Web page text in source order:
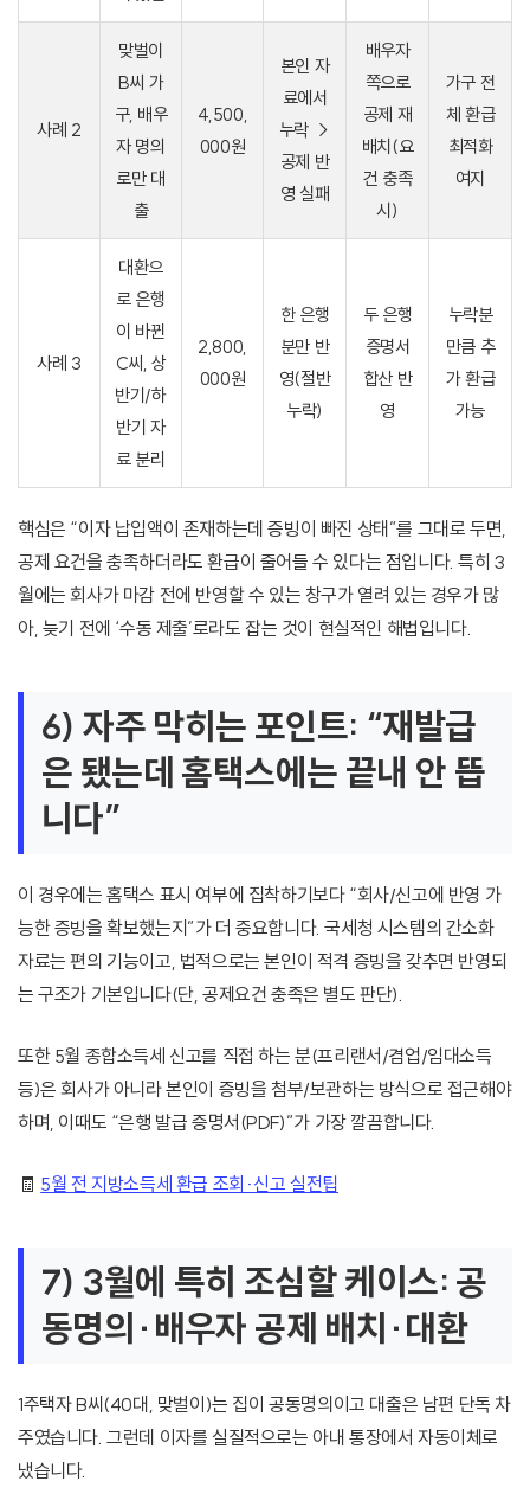
사례 2
맞벌이
B씨 가
구, 배우
자 명의
로만 대
출
4,500,
000원
본인 자
료에서
누락 →
공제 반
영 실패
배우자
쪽으로
공제 재
배치(요
건 충족
시)
가구 전
체 환급
최적화
여지
사례 3
대환으
로 은행
이 바뀐
C씨, 상
반기/하
반기 자
료 분리
2,800,
000원
한 은행
분만 반
영(절반
누락)
두 은행
증명서
합산 반
영
누락분
만큼 추
가 환급
가능
핵심은 “이자 납입액이 존재하는데 증빙이 빠진 상태”를 그대로 두면,
공제 요건을 충족하더라도 환급이 줄어들 수 있다는 점입니다. 특히 3
월에는 회사가 마감 전에 반영할 수 있는 창구가 열려 있는 경우가 많
아, 늦기 전에 ‘수동 제출’로라도 잡는 것이 현실적인 해법입니다.
6) 자주 막히는 포인트: “재발급
은 됐는데 홈택스에는 끝내 안 뜹
니다”
이 경우에는 홈택스 표시 여부에 집착하기보다 “회사/신고에 반영 가
능한 증빙을 확보했는지”가 더 중요합니다. 국세청 시스템의 간소화
자료는 편의 기능이고, 법적으로는 본인이 적격 증빙을 갖추면 반영되
는 구조가 기본입니다(단, 공제요건 충족은 별도 판단).
또한 5월 종합소득세 신고를 직접 하는 분(프리랜서/겸업/임대소득
등)은 회사가 아니라 본인이 증빙을 첨부/보관하는 방식으로 접근해야
하며, 이때도 “은행 발급 증명서(PDF)”가 가장 깔끔합니다.
🧾 5월 전 지방소득세 환급 조회·신고 실전팁
7) 3월에 특히 조심할 케이스: 공
동명의·배우자 공제 배치·대환
1주택자 B씨(40대, 맞벌이)는 집이 공동명의이고 대출은 남편 단독 차
주였습니다. 그런데 이자를 실질적으로는 아내 통장에서 자동이체로
냈습니다.